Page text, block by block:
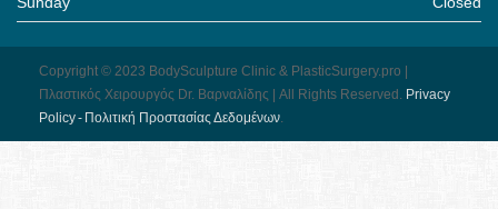
Copyright © 2023 BodySculpture Clinic & PlasticSurgery.pro |
Πλαστικός Χειρουργός Dr. Βαρναλίδης | All Rights Reserved. Pri­vacy
Pol­icy - Πολιτική Προστασίας Δεδομένων.